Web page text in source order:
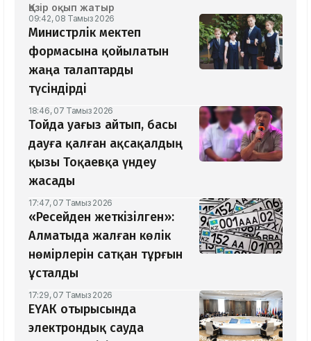
Қазір оқып жатыр
09:42, 08 Тамыз 2026
Министрлік мектеп
формасына қойылатын
жаңа талаптарды
түсіндірді
18:46, 07 Тамыз 2026
Тойда уағыз айтып, басы
дауға қалған ақсақалдың
қызы Тоқаевқа үндеу
жасады
17:47, 07 Тамыз 2026
«Ресейден жеткізілген»:
Алматыда жалған көлік
нөмірлерін сатқан тұрғын
ұсталды
17:29, 07 Тамыз 2026
ЕҮАК отырысында
электрондық сауда